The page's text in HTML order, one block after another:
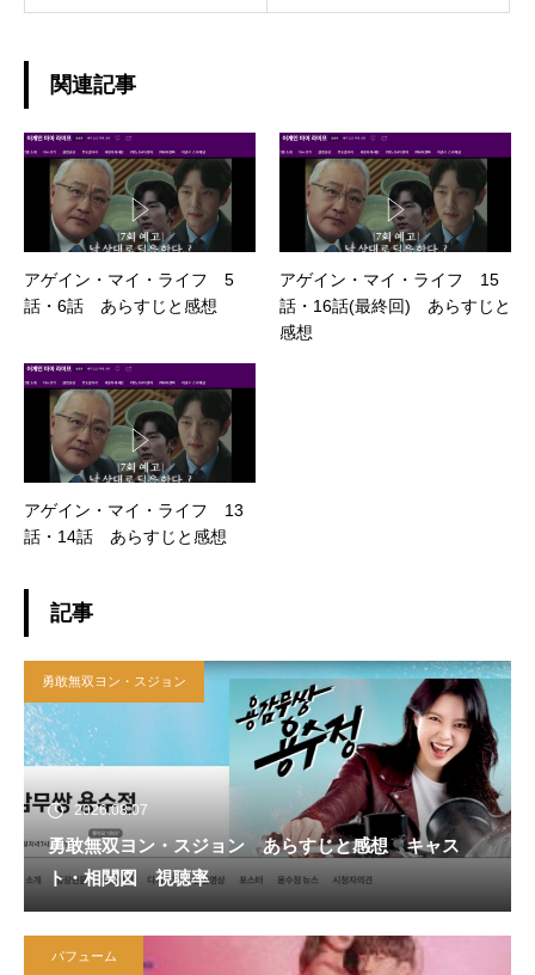
関連記事
アゲイン・マイ・ライフ 5
話・6話 あらすじと感想
アゲイン・マイ・ライフ 15
話・16話(最終回) あらすじと
感想
アゲイン・マイ・ライフ 13
話・14話 あらすじと感想
記事
勇敢無双ヨン・スジョン
2026.08.07
勇敢無双ヨン・スジョン あらすじと感想 キャス
ト・相関図 視聴率
パフューム